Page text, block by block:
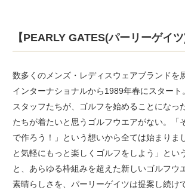
【PEARLY GATES(パーリーゲイツ)
数多くのメンズ・レディスウェアブランドを
インターナショナルから1989年春にスタート
スタッフたちが、ゴルフを始めることになっ
たちが着たいと思うゴルフウエアがない。「
で作ろう！」という想いから全ては始まりま
と気軽にもっと楽しくゴルフをしよう」とい
と、あらゆる枠組みを超えた新しいゴルフウ
素晴らしさを、パーリーゲイツは提案し続け